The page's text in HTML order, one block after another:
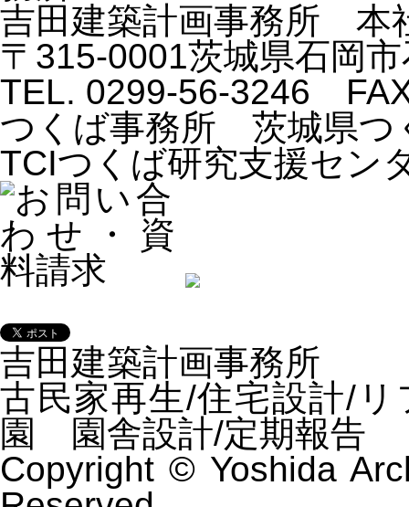
吉田建築計画事務所 本
〒315-0001茨城県石岡
TEL. 0299-56-3246
つくば事務所 茨城県つ
TCIつくば研究支援セン
吉田建築計画事務所
古民家再生/住宅設計/
園 園舎設計/定期報告
Copyright © Yoshida